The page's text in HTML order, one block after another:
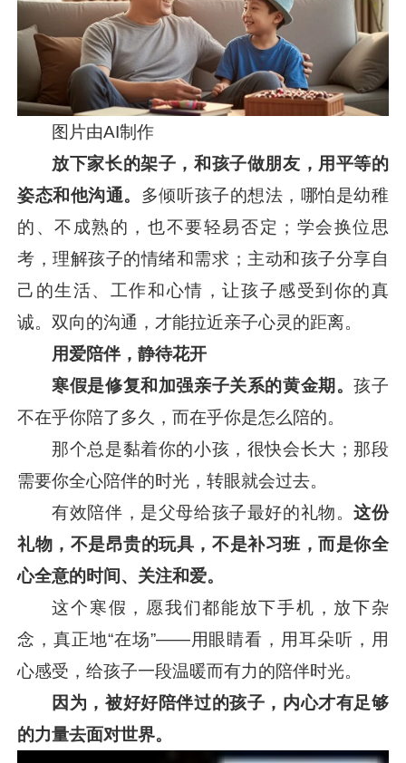
图片由AI制作
放下家长的架子，和孩子做朋友，用平等的
姿态和他沟通。 多倾听孩子的想法，哪怕是幼稚
的、不成熟的，也不要轻易否定；学会换位思
考，理解孩子的情绪和需求；主动和孩子分享自
己的生活、工作和心情，让孩子感受到你的真
诚。双向的沟通，才能拉近亲子心灵的距离。
用爱陪伴，静待花开
寒假是修复和加强亲子关系的黄金期。孩子
不在乎你陪了多久，而在乎你是怎么陪的。
那个总是黏着你的小孩，很快会长大；那段
需要你全心陪伴的时光，转眼就会过去。
有效陪伴，是父母给孩子最好的礼物。这份
礼物，不是昂贵的玩具，不是补习班，而是你全
心全意的时间、关注和爱。
这个寒假，愿我们都能放下手机，放下杂
念，真正地“在场”——用眼睛看，用耳朵听，用
心感受，给孩子一段温暖而有力的陪伴时光。
因为，被好好陪伴过的孩子，内心才有足够
的力量去面对世界。